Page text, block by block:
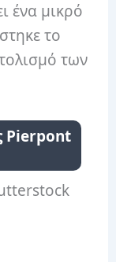
ένα μικρό
το
των
Pierpont